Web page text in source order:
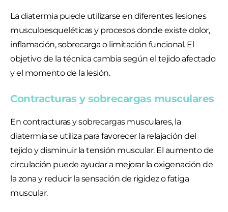
La diatermia puede utilizarse en diferentes lesiones
musculoesqueléticas y procesos donde existe dolor,
inflamación, sobrecarga o limitación funcional. El
objetivo de la técnica cambia según el tejido afectado
y el momento de la lesión.
Contracturas y sobrecargas musculares
En contracturas y sobrecargas musculares, la
diatermia se utiliza para favorecer la relajación del
tejido y disminuir la tensión muscular. El aumento de
circulación puede ayudar a mejorar la oxigenación de
la zona y reducir la sensación de rigidez o fatiga
muscular.